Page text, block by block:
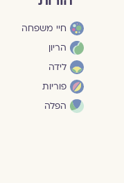
חיי משפחה
הריון
לידה
פוריות
הפלה